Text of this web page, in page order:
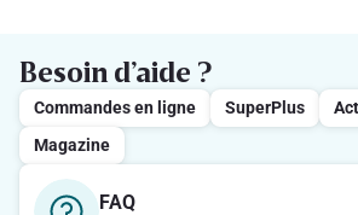
Besoin d’aide ?
Commandes en ligne SuperPlus
Magazine
FAQ